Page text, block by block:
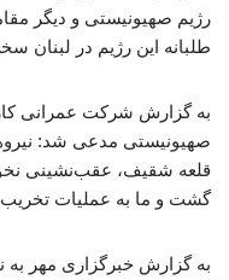
رژیم صهیونیستی و دیگر
طلبانه این رژیم در لبنان
به گزارش شرکت عمرانی
صهیونیستی مدعی شد:
قلعه شقیف، عقب‌نشینی
گشت و ما به عملیات تخریب
به گزارش خبرگزاری مهر به